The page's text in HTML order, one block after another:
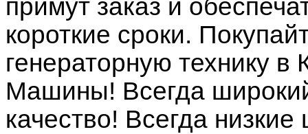
примут заказ и
короткие сроки.
генераторную технику
Машины! Всегда
качество! Всегда